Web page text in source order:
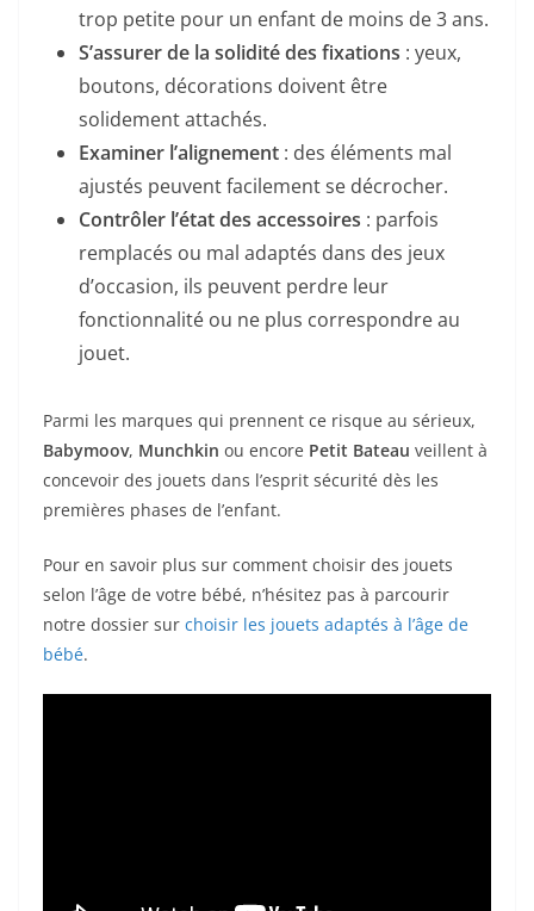
trop petite pour un enfant de moins de 3 ans.
S’assurer de la solidité des fixations : yeux,
boutons, décorations doivent être
solidement attachés.
Examiner l’alignement : des éléments mal
ajustés peuvent facilement se décrocher.
Contrôler l’état des accessoires : parfois
remplacés ou mal adaptés dans des jeux
d’occasion, ils peuvent perdre leur
fonctionnalité ou ne plus correspondre au
jouet.
Parmi les marques qui prennent ce risque au sérieux,
Babymoov, Munchkin ou encore Petit Bateau veillent à
concevoir des jouets dans l’esprit sécurité dès les
premières phases de l’enfant.
Pour en savoir plus sur comment choisir des jouets
selon l’âge de votre bébé, n’hésitez pas à parcourir
notre dossier sur choisir les jouets adaptés à l’âge de
bébé.